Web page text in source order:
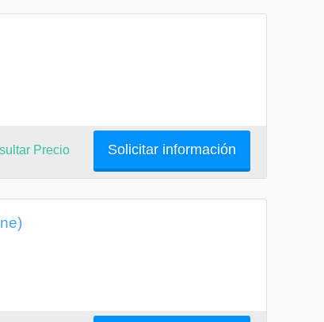
Solicitar información
Precio